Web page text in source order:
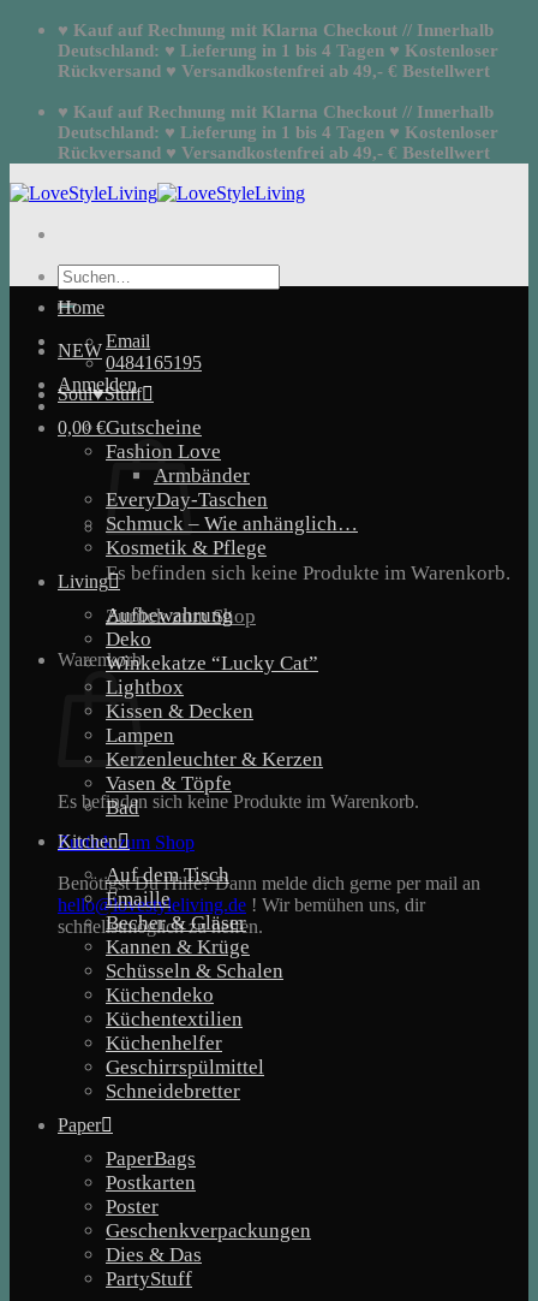
Zum
springen
♥ Kauf auf Rechnung mit Klarna Checkout // Innerhalb
Deutschland: ♥ Lieferung in 1 bis 4 Tagen ♥ Kostenloser
Rückversand ♥ Versandkostenfrei ab 49,- € Bestellwert
♥ Kauf auf Rechnung mit Klarna Checkout // Innerhalb
Deutschland: ♥ Lieferung in 1 bis 4 Tagen ♥ Kostenloser
Rückversand ♥ Versandkostenfrei ab 49,- € Bestellwert
Suchen
nach:
Email
0484165195
Anmelden
0,00€
Es befinden sich keine Produkte im Warenkorb.
Zurück zum Shop
Warenkorb
Es befinden sich keine Produkte im Warenkorb.
Zurück zum Shop
Benötigst Du Hilfe? Dann melde dich gerne per mail an
hello@lovestyleliving.de ! Wir bemühen uns, dir
schnellstmöglich zu helfen.
Home
NEW
Soul♥Stuff
Gutscheine
Fashion Love
Armbänder
EveryDay-Taschen
Schmuck – Wie anhänglich…
Kosmetik & Pflege
Living
Aufbewahrung
Deko
Winkekatze “Lucky Cat”
Lightbox
Kissen & Decken
Lampen
Kerzenleuchter & Kerzen
Vasen & Töpfe
Bad
Kitchen
Auf dem Tisch
Emaille
Becher & Gläser
Kannen & Krüge
Schüsseln & Schalen
Küchendeko
Küchentextilien
Küchenhelfer
Geschirrspülmittel
Schneidebretter
Paper
PaperBags
Postkarten
Poster
Geschenkverpackungen
Dies & Das
PartyStuff